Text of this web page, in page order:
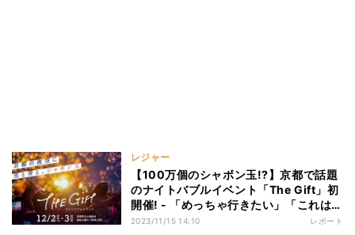
レジャー
【100万個のシャボン玉!?】京都で話題
のナイトバブルイベント「The Gift」初
開催! - 「めっちゃ行きたい」「これは綺
麗!」
2023/11/15 14:10 レポート